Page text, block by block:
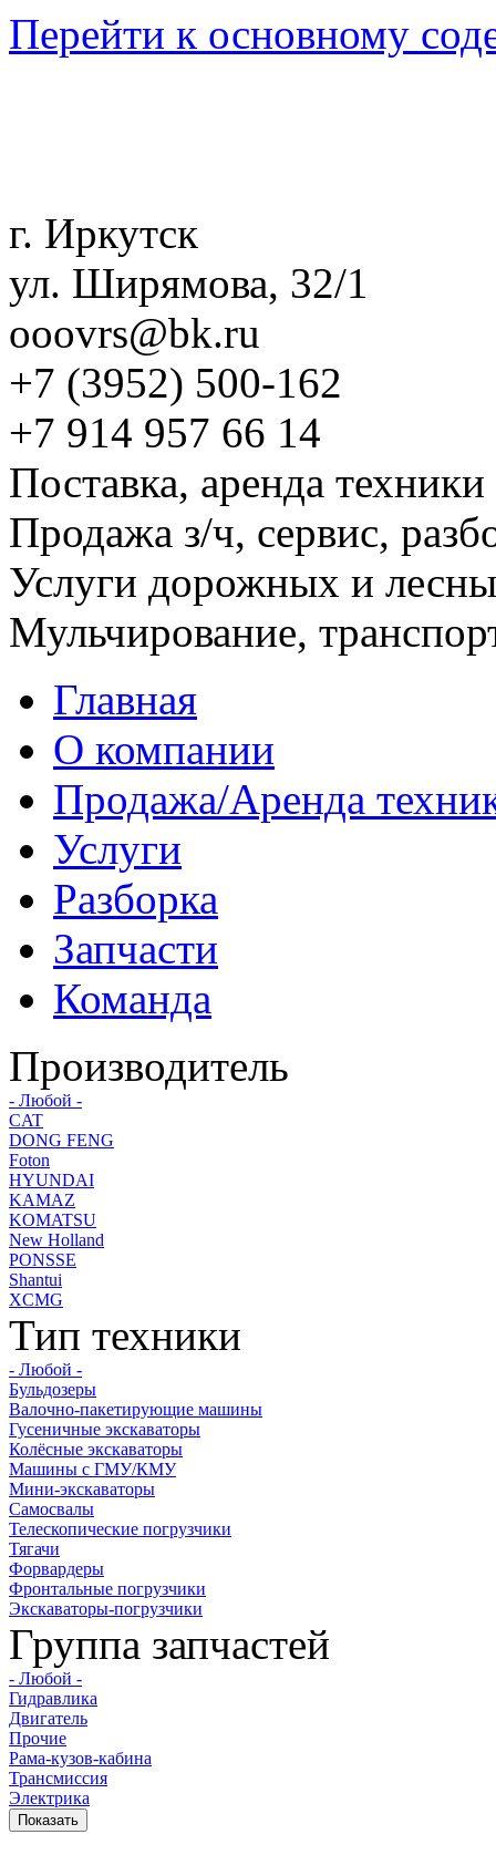
Перейти к основному
г. Иркутск
ул. Ширямова, 32/1
ooovrs@bk.ru
+7 (3952) 500-162
+7 914 957 66 14
Поставка, аренда техники
Продажа з/ч, сервис,
Услуги дорожных и
Мульчирование,
Главная
О компании
Продажа/Аренда
Услуги
Разборка
Запчасти
Команда
Производитель
- Любой -
CAT
DONG FENG
Foton
HYUNDAI
KAMAZ
KOMATSU
New Holland
PONSSE
Shantui
XCMG
Тип техники
- Любой -
Бульдозеры
Валочно-пакетирующие машины
Гусеничные экскаваторы
Колёсные экскаваторы
Машины с ГМУ/КМУ
Мини-экскаваторы
Самосвалы
Телескопические погрузчики
Тягачи
Форвардеры
Фронтальные погрузчики
Экскаваторы-погрузчики
Группа запчастей
- Любой -
Гидравлика
Двигатель
Прочие
Рама-кузов-кабина
Трансмиссия
Электрика